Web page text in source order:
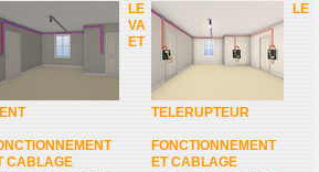
LE
VA
ET
CABLAGE
LE
TELERUPTEUR
FONCTIONNEMENT
ET CABLAGE